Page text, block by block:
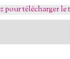
pour télécharger le